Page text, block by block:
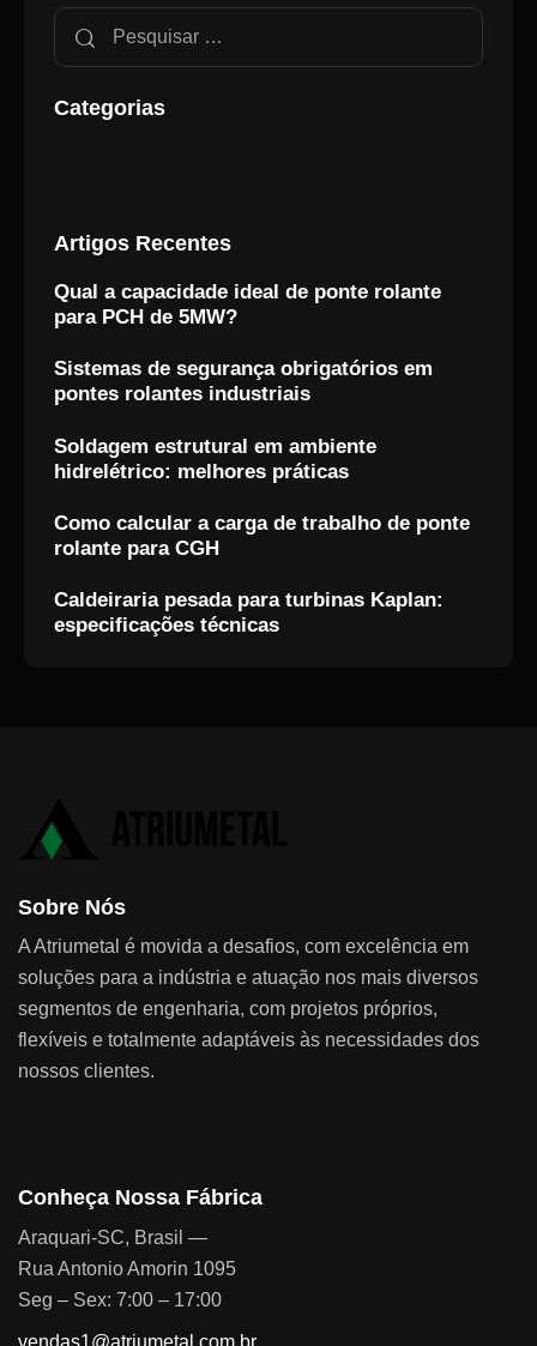
Categorias
Artigos Recentes
Qual a capacidade ideal de ponte rolante
para PCH de 5MW?
Sistemas de segurança obrigatórios em
pontes rolantes industriais
Soldagem estrutural em ambiente
hidrelétrico: melhores práticas
Como calcular a carga de trabalho de ponte
rolante para CGH
Caldeiraria pesada para turbinas Kaplan:
especificações técnicas
Sobre Nós
A Atriumetal é movida a desafios, com excelência em
soluções para a indústria e atuação nos mais diversos
segmentos de engenharia, com projetos próprios,
flexíveis e totalmente adaptáveis às necessidades dos
nossos clientes.
Conheça Nossa Fábrica
Araquari-SC, Brasil —
Rua Antonio Amorin 1095
Seg – Sex: 7:00 – 17:00